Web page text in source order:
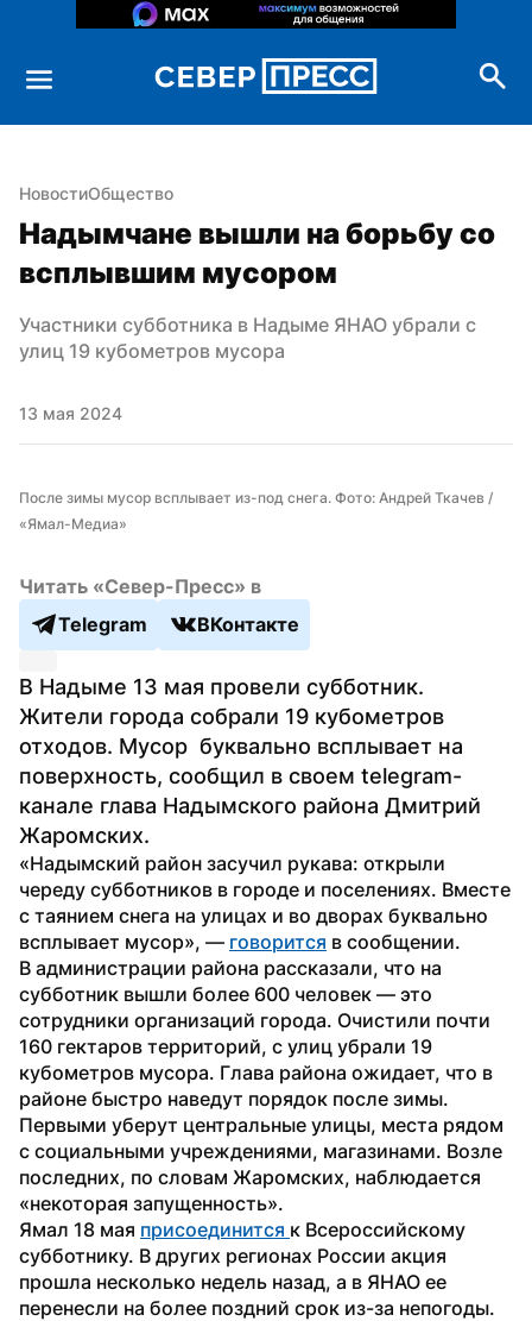
НовостиОбщество
Надымчане вышли на борьбу со
всплывшим мусором
Участники субботника в Надыме ЯНАО убрали с
улиц 19 кубометров мусора
13 мая 2024
После зимы мусор всплывает из-под снега. Фото: Андрей Ткачев /
«Ямал-Медиа»
Читать «Север-Пресс» в
Telegram
ВКонтакте
В Надыме 13 мая провели субботник.
Жители города собрали 19 кубометров
отходов. Мусор  буквально всплывает на
поверхность, сообщил в своем telegram-
канале глава Надымского района Дмитрий
Жаромских.
«Надымский район засучил рукава: открыли
череду субботников в городе и поселениях. Вместе
с таянием снега на улицах и во дворах буквально
всплывает мусор», — говорится в сообщении.
В администрации района рассказали, что на
субботник вышли более 600 человек — это
сотрудники организаций города. Очистили почти
160 гектаров территорий, с улиц убрали 19
кубометров мусора. Глава района ожидает, что в
районе быстро наведут порядок после зимы.
Первыми уберут центральные улицы, места рядом
с социальными учреждениями, магазинами. Возле
последних, по словам Жаромских, наблюдается
«некоторая запущенность».
Ямал 18 мая присоединится к Всероссийскому
субботнику. В других регионах России акция
прошла несколько недель назад, а в ЯНАО ее
перенесли на более поздний срок из-за непогоды.